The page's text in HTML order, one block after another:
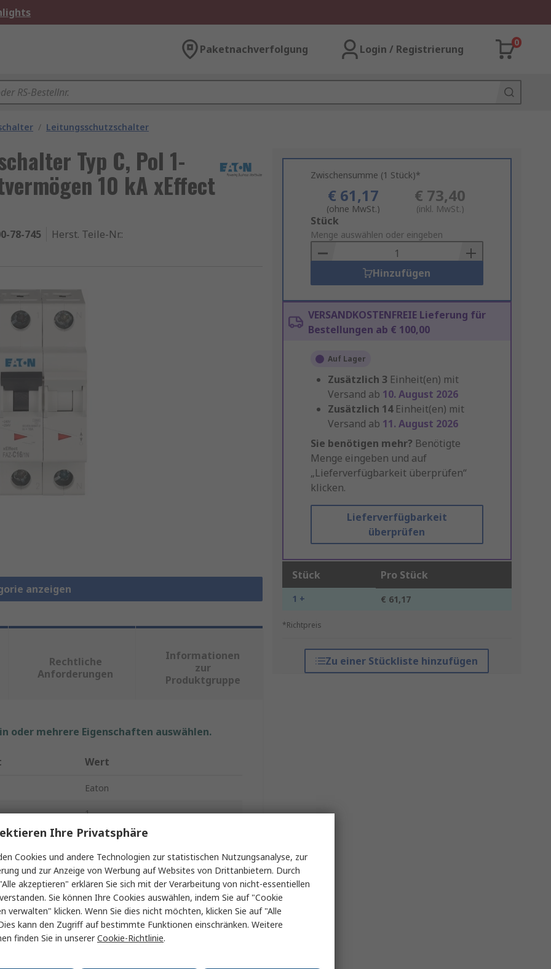
Paketnachverfolgung Login / Registrierung
0
/ Leitungsschutzschalter
Typ C, Pol 1-
10 kA xEffect
78-745 Herst. Teile-Nr.:
anzeigen
Zwischensumme (1 Stück)*
€ 61,17
(ohne MwSt.)
€ 73,40
(inkl. MwSt.)
Add
to
Basket
Stück
Menge auswählen oder eingeben
Hinzufügen
VERSANDKOSTENFREIE Lieferung für
Bestellungen ab € 100,00
Auf Lager
Zusätzlich 3 Einheit(en) mit
Versand ab 10. August 2026
Zusätzlich 14 Einheit(en) mit
Versand ab 11. August 2026
Sie benötigen mehr? Benötigte
Menge eingeben und auf
„Lieferverfügbarkeit überprüfen“
klicken.
Lieferverfügbarkeit
überprüfen
Stück Pro Stück
1 + € 61,17
*Richtpreis
Zu einer Stückliste hinzufügen
Rechtliche
Anforderungen
Informationen
zur
Produktgruppe
oder mehrere Eigenschaften auswählen.
Wert
Eaton
1
Miniaturüberlastschalter
16A
Typ C
240V ac
48V dc
Ihre Privatsphäre
Cookies und andere Technologien zur statistischen Nutzungsanalyse, zur
und zur Anzeige von Werbung auf Websites von Drittanbietern. Durch
akzeptieren" erklären Sie sich mit der Verarbeitung von nicht-essentiellen
Sie können Ihre Cookies auswählen, indem Sie auf "Cookie
verwalten" klicken. Wenn Sie dies nicht möchten, klicken Sie auf "Alle
kann den Zugriff auf bestimmte Funktionen einschränken. Weitere
finden Sie in unsererCookie-Richtlinie.